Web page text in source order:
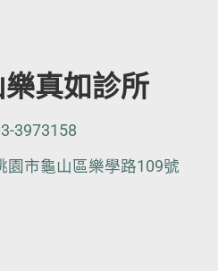
真如診所
3973158
園市龜山區樂學路109號